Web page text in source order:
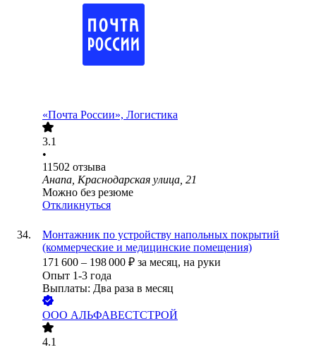
«Почта России», Логистика
3.1
•
11502 отзыва
Анапа, Краснодарская улица, 21
Можно без резюме
Откликнуться
Монтажник по устройству напольных покрытий
(коммерческие и медицинские помещения)
171 600 – 198 000 ₽ за месяц, на руки
Опыт 1-3 года
Выплаты: Два раза в месяц
ООО АЛЬФАВЕСТСТРОЙ
4.1